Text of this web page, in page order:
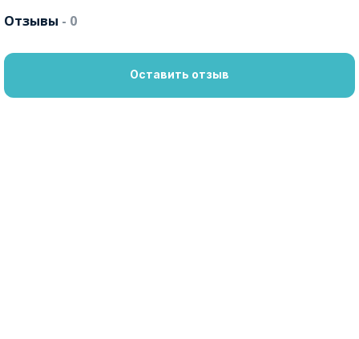
Отзывы - 0
Оставить отзыв